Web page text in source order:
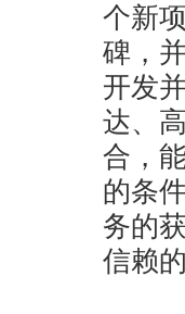
个新
碑，
开发
达、
合，
的条
务的
信赖